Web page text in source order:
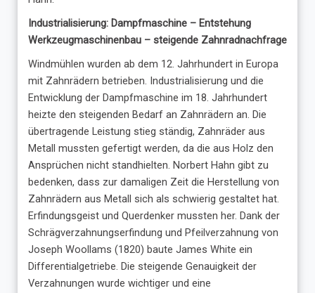
Industrialisierung: Dampfmaschine – Entstehung
Werkzeugmaschinenbau – steigende Zahnradnachfrage
Windmühlen wurden ab dem 12. Jahrhundert in Europa
mit Zahnrädern betrieben. Industrialisierung und die
Entwicklung der Dampfmaschine im 18. Jahrhundert
heizte den steigenden Bedarf an Zahnrädern an. Die
übertragende Leistung stieg ständig, Zahnräder aus
Metall mussten gefertigt werden, da die aus Holz den
Ansprüchen nicht standhielten. Norbert Hahn gibt zu
bedenken, dass zur damaligen Zeit die Herstellung von
Zahnrädern aus Metall sich als schwierig gestaltet hat.
Erfindungsgeist und Querdenker mussten her. Dank der
Schrägverzahnungserfindung und Pfeilverzahnung von
Joseph Woollams (1820) baute James White ein
Differentialgetriebe. Die steigende Genauigkeit der
Verzahnungen wurde wichtiger und eine